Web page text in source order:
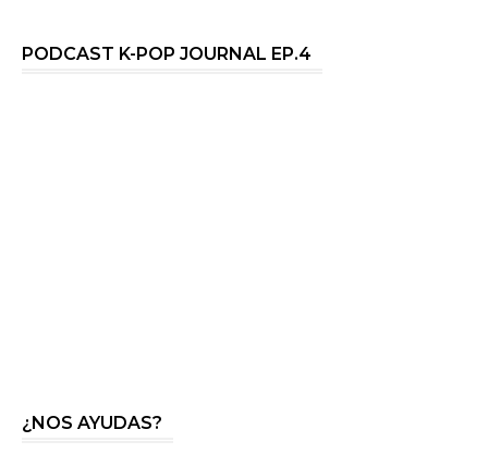
PODCAST K-POP JOURNAL EP.4
¿NOS AYUDAS?